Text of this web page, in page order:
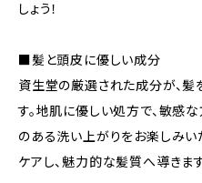
しょう！
■髪と頭皮に優しい成分
資生堂の厳選された成分が、髪
す。地肌に優しい処方で、敏感
のある洗い上がりをお楽しみい
ケアし、魅力的な髪質へ導きます